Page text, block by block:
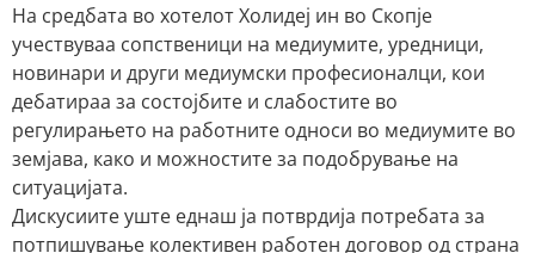
На средбата во хотелот Холидеј ин во Скопје
учествуваа сопственици на медиумите, уредници,
новинари и други медиумски професионалци, кои
дебатираа за состојбите и слабостите во
регулирањето на работните односи во медиумите во
земјава, како и можностите за подобрување на
ситуацијата.
Дискусиите уште еднаш ја потврдија потребата за
потпишување колективен работен договор од страна